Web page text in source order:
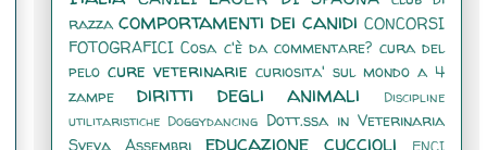
razza comportamenti dei canidi CONCORSI
FOTOGRAFICI Cosa c'è da commentare? cura del
pelo cure veterinarie curiosita' sul mondo a 4
zampe
diritti degli animali
Discipline
utilitaristiche Doggydancing Dott.ssa in Veterinaria
educazione cuccioli